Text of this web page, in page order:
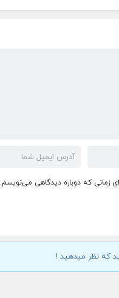
زمانی که دوباره دیدگاهی می‌نویسم.
که نظر میدهید !